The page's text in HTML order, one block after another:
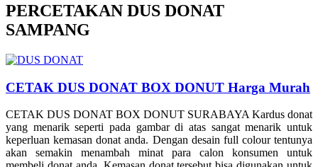
PERCETAKAN DUS DONAT
SAMPANG
CETAK DUS DONAT BOX DONUT Harga Murah
CETAK DUS DONAT BOX DONUT SURABAYA Kardus donat
yang menarik seperti pada gambar di atas sangat menarik untuk
keperluan kemasan donat anda. Dengan desain full colour tentunya
akan semakin menambah minat para calon konsumen untuk